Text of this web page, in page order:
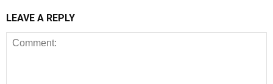
LEAVE A REPLY